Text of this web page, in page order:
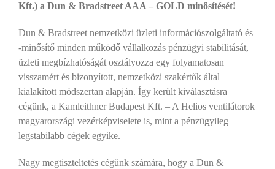
Kft.) a Dun & Bradstreet AAA – GOLD minősítését!
Dun & Bradstreet nemzetközi üzleti információszolgáltató és
-minősítő minden működő vállalkozás pénzügyi stabilitását,
üzleti megbízhatóságát osztályozza egy folyamatosan
visszamért és bizonyított, nemzetközi szakértők által
kialakított módszertan alapján. Így került kiválasztásra
cégünk, a Kamleithner Budapest Kft. – A Helios ventilátorok
magyarországi vezérképviselete is, mint a pénzügyileg
legstabilabb cégek egyike.
Nagy megtiszteltetés cégünk számára, hogy a Dun &